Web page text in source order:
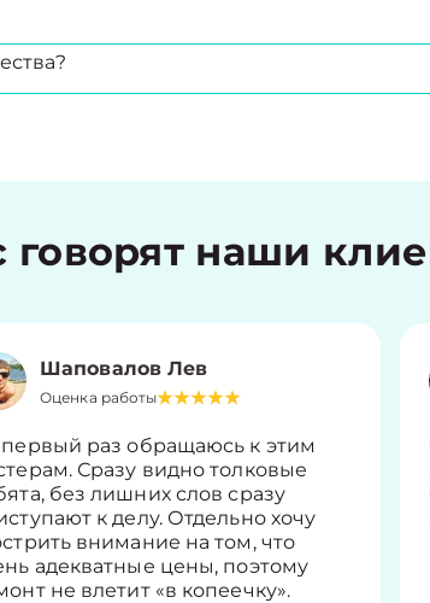
говорят наши
Шаповалов Лев
Оценка работы
раз обращаюсь к этим
Сразу видно толковые
без лишних слов сразу
к делу. Отдельно хочу
внимание на том, что
адекватные цены, поэтому
не влетит «в копеечку».